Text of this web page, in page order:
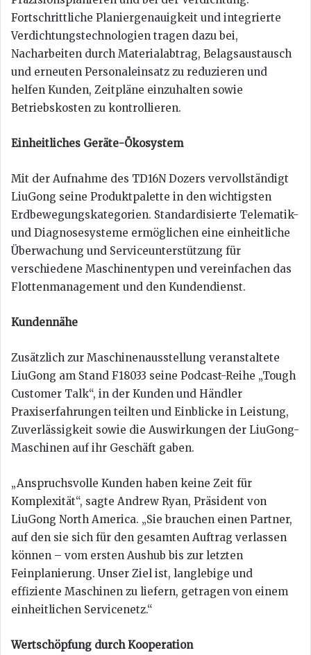
Fortschrittliche Planiergenauigkeit und integrierte
Verdichtungstechnologien tragen dazu bei,
Nacharbeiten durch Materialabtrag, Belagsaustausch
und erneuten Personaleinsatz zu reduzieren und
helfen Kunden, Zeitpläne einzuhalten sowie
Betriebskosten zu kontrollieren.
Einheitliches Geräte-Ökosystem
Mit der Aufnahme des TD16N Dozers vervollständigt
LiuGong seine Produktpalette in den wichtigsten
Erdbewegungskategorien. Standardisierte Telematik-
und Diagnosesysteme ermöglichen eine einheitliche
Überwachung und Serviceunterstützung für
verschiedene Maschinentypen und vereinfachen das
Flottenmanagement und den Kundendienst.
Kundennähe
Zusätzlich zur Maschinenausstellung veranstaltete
LiuGong am Stand F18033 seine Podcast-Reihe „Tough
Customer Talk“, in der Kunden und Händler
Praxiserfahrungen teilten und Einblicke in Leistung,
Zuverlässigkeit sowie die Auswirkungen der LiuGong-
Maschinen auf ihr Geschäft gaben.
„Anspruchsvolle Kunden haben keine Zeit für
Komplexität“, sagte Andrew Ryan, Präsident von
LiuGong North America. „Sie brauchen einen Partner,
auf den sie sich für den gesamten Auftrag verlassen
können – vom ersten Aushub bis zur letzten
Feinplanierung. Unser Ziel ist, langlebige und
effiziente Maschinen zu liefern, getragen von einem
einheitlichen Servicenetz.“
Wertschöpfung durch Kooperation